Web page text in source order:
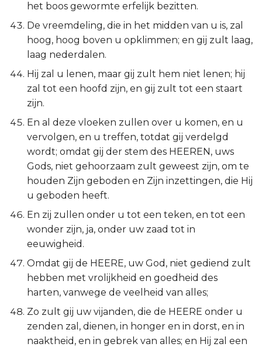
het boos gewormte erfelijk bezitten.
De vreemdeling, die in het midden van u is, zal
hoog, hoog boven u opklimmen; en gij zult laag,
laag nederdalen.
Hij zal u lenen, maar gij zult hem niet lenen; hij
zal tot een hoofd zijn, en gij zult tot een staart
zijn.
En al deze vloeken zullen over u komen, en u
vervolgen, en u treffen, totdat gij verdelgd
wordt; omdat gij der stem des HEEREN, uws
Gods, niet gehoorzaam zult geweest zijn, om te
houden Zijn geboden en Zijn inzettingen, die Hij
u geboden heeft.
En zij zullen onder u tot een teken, en tot een
wonder zijn, ja, onder uw zaad tot in
eeuwigheid.
Omdat gij de HEERE, uw God, niet gediend zult
hebben met vrolijkheid en goedheid des
harten, vanwege de veelheid van alles;
Zo zult gij uw vijanden, die de HEERE onder u
zenden zal, dienen, in honger en in dorst, en in
naaktheid, en in gebrek van alles; en Hij zal een